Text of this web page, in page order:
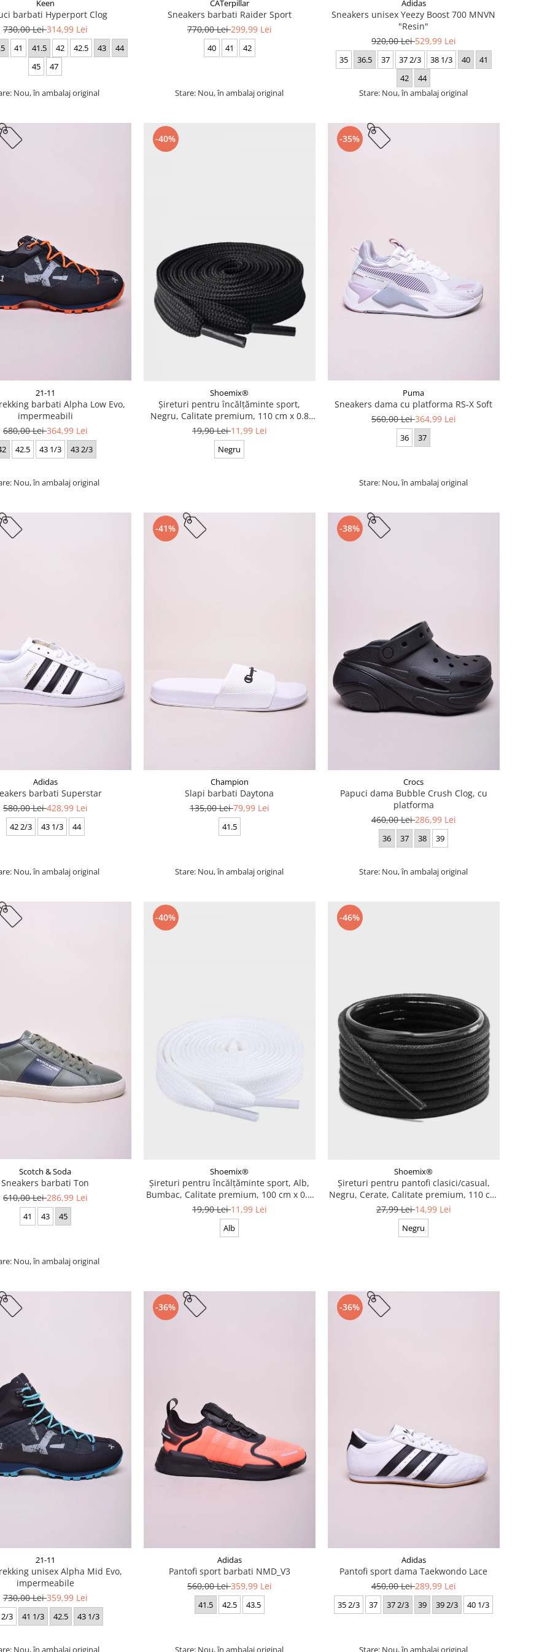
Keen
barbati Hyperport Clog
730,00 Lei314,99 Lei
41 41.5 42 42.5 43
44
45
47
Nou, în ambalaj original
CATerpillar
Sneakers barbati Raider Sport
770,00 Lei299,99 Lei
40 41 42
Stare: Nou, în ambalaj original
Adidas
Sneakers unisex Yeezy Boost 700 MNVN
"Resin"
920,00 Lei529,99 Lei
35 36.5 37 37 2/3 38 1/3 40
41
42
44
Stare: Nou, în ambalaj original
21-11
barbati Alpha Low Evo,
impermeabili
680,00 Lei364,99 Lei
42.5 43 1/3 43 2/3
Nou, în ambalaj original
-40%
Shoemix®
Șireturi pentru încălțăminte sport,
Negru, Calitate premium, 110 cm x 0.8
cm
19,90 Lei11,99 Lei
Negru
-35%
Puma
Sneakers dama cu platforma RS-X Soft
560,00 Lei364,99 Lei
36 37
Stare: Nou, în ambalaj original
Adidas
barbati Superstar
580,00 Lei428,99 Lei
42 2/3 43 1/3 44
Nou, în ambalaj original
-41%
Champion
Slapi barbati Daytona
135,00 Lei79,99 Lei
41.5
Stare: Nou, în ambalaj original
-38%
Crocs
Papuci dama Bubble Crush Clog, cu
platforma
460,00 Lei286,99 Lei
36 37 38 39
Stare: Nou, în ambalaj original
Scotch & Soda
Sneakers barbati Ton
610,00 Lei286,99 Lei
41 43 45
Nou, în ambalaj original
-40%
Shoemix®
Șireturi pentru încălțăminte sport, Alb,
Bumbac, Calitate premium, 100 cm x 0.8
cm
19,90 Lei11,99 Lei
Alb
-46%
Shoemix®
Șireturi pentru pantofi clasici/casual,
Negru, Cerate, Calitate premium, 110 cm
x 0.3 cm
27,99 Lei14,99 Lei
Negru
21-11
unisex Alpha Mid Evo,
impermeabile
730,00 Lei359,99 Lei
2/3 41 1/3 42.5 43 1/3
-36%
Adidas
Pantofi sport barbati NMD_V3
560,00 Lei359,99 Lei
41.5 42.5 43.5
-36%
Adidas
Pantofi sport dama Taekwondo Lace
450,00 Lei289,99 Lei
35 2/3 37 37 2/3 39 39 2/3 40 1/3